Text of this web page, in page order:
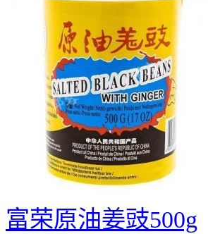
富荣原油姜豉500g